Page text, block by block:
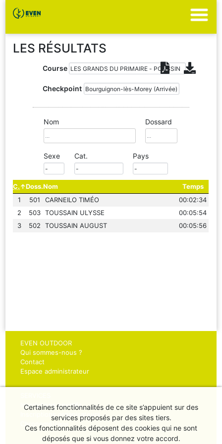
LES RÉSULTATS
Course
Checkpoint
Nom Dossard
Sexe Cat. Pays
C. Doss.Nom
Temps
1
501 CARNEILO TIMÉO
00:02:34
2
503 TOUSSAIN ULYSSE
00:05:54
3
502 TOUSSAIN AUGUST 00:05:56
EVEN OUTDOOR
Qui sommes-nous ?
Contact
Espace administrateur
Inscriptions sportifs
Inscriptions organisateurs
Chronométrage
Certaines fonctionnalités de ce site s’appuient sur des
services proposés par des sites tiers.
Ces fonctionnalités déposent des cookies qui ne sont
déposés que si vous donnez votre accord.